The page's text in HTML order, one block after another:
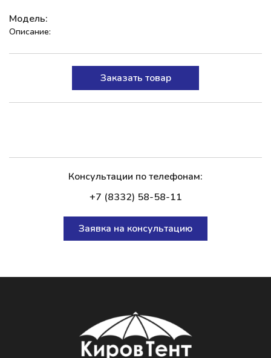
Модель:
Описание:
Заказать товар
Консультации по телефонам:
+7 (8332) 58-58-11
Заявка на консультацию